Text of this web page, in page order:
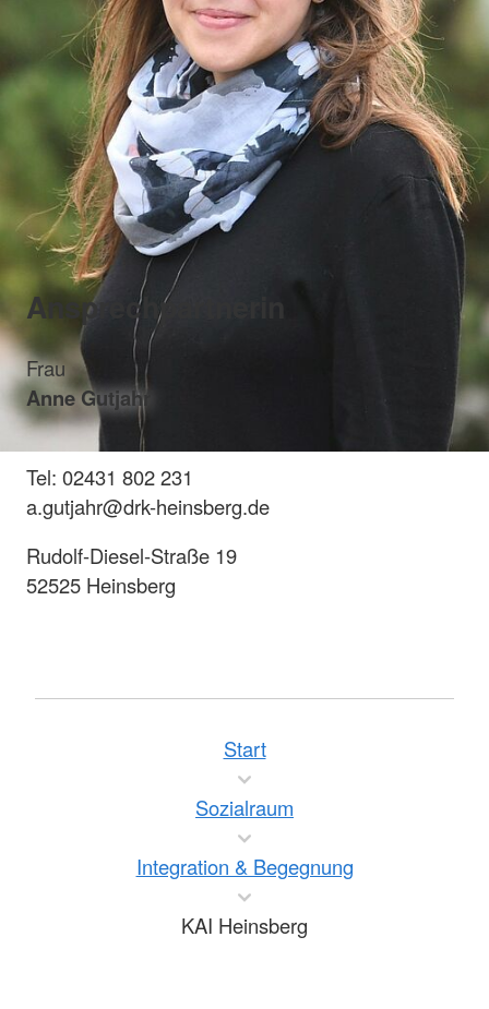
Ansprechpartnerin
Frau
Anne Gutjahr
Tel: 02431 802 231
a.gutjahr@drk-heinsberg.de
Rudolf-Diesel-Straße 19
52525 Heinsberg
Start
Sozialraum
Integration & Begegnung
KAI Heinsberg